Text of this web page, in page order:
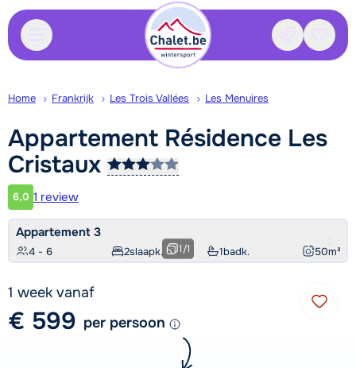
Contact
Home Frankrijk Les Trois Vallées Les Menuires
Appartement Résidence Les
Cristaux
Klantwaardering
6,0 1 review
Appartement 3
4 - 6 2slaapk. 1badk. 50m²
1/1
1 week vanaf
€ 599 per persoon